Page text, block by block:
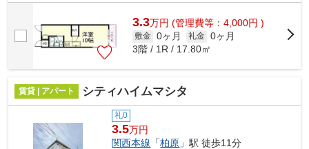
3.3万円 (管理費等：4,000円 )
敷金 0ヶ月 礼金 0ヶ月
3階 / 1R / 17.80㎡
賃貸 | アパート シティハイムマシタ
礼0
3.5万円
関西本線 「柏原 」駅 徒歩11分